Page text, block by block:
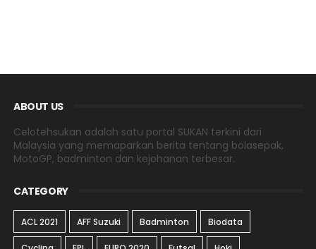
ABOUT US
Celotehsukan adalah satu portal SUKAN terkini dari
Malaysia yang memaparkan berita tentang bolasepak,
MotoGP, badminton dan kejohanan terbesar.
CATEGORY
ACL 2021 AFF Suzuki Badminton Biodata